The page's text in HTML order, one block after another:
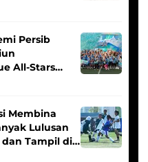
Persib
All-Stars
Membina
Lulusan
dan Tampil di